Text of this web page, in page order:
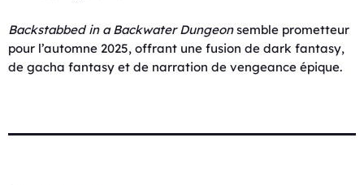
Backstabbed in a Backwater Dungeonsemble prometteur
pour l’automne 2025, offrant une fusion de dark fantasy,
de gacha fantasy et de narration de vengeance épique.